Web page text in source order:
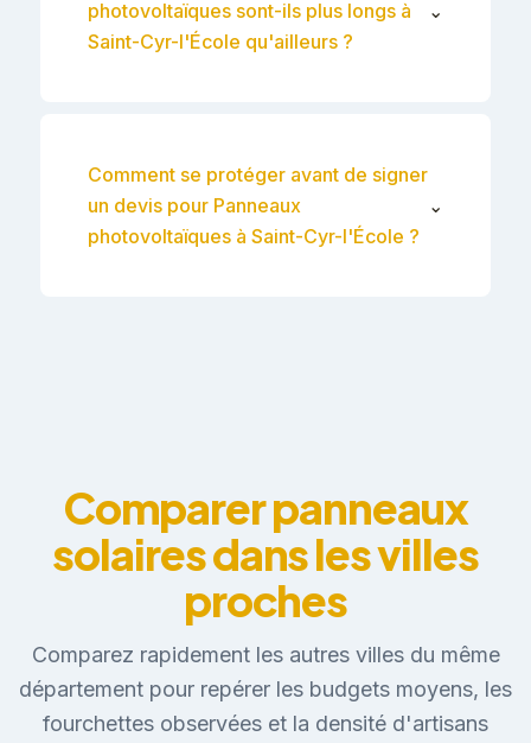
photovoltaïques sont-ils plus longs à
Saint-Cyr-l'École qu'ailleurs ?
⌄
Comment se protéger avant de signer
un devis pour Panneaux
photovoltaïques à Saint-Cyr-l'École ?
⌄
Comparer panneaux
solaires dans les villes
proches
Comparez rapidement les autres villes du même
département pour repérer les budgets moyens, les
fourchettes observées et la densité d'artisans